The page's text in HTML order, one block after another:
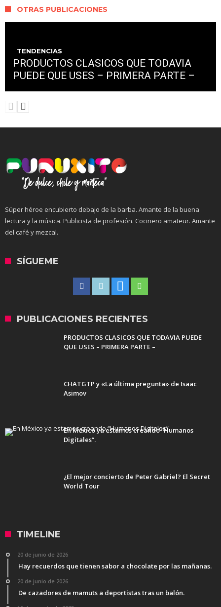
OTRAS PUBLICACIONES
TENDENCIAS
PRODUCTOS CLASICOS QUE TODAVIA
PUEDE QUE USES – PRIMERA PARTE –
Súper héroe encubierto debajo de la barba. Amante de la buena
lectura y la música. Publicista de profesión. Cocinero amateur. Amante
del café y mezcal.
SÍGUEME
PUBLICACIONES RECIENTES
PRODUCTOS CLASICOS QUE TODAVIA PUEDE
QUE USES – PRIMERA PARTE –
CHATGTP y «La última pregunta» de Isaac
Asimov
En México ya estamos creando “Humanos
Digitales”.
¿El mejor concierto de Peter Gabriel? El Secret
World Tour
TIMELINE
20 de junio de 2026
Hay recuerdos que tienen sabor a chocolate por las mañanas.
20 de junio de 2026
De cazadores de mamuts a deportistas tras un balón.